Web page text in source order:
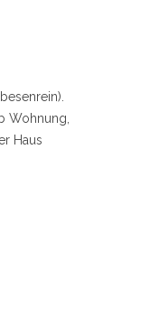
Wohnung,
Haus